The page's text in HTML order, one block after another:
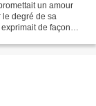
un amour
le degré de sa
de façon